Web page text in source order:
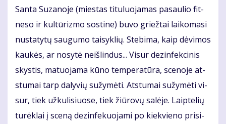
San­ta Su­za­no­je (mies­tas ti­tu­luo­ja­mas pa­sau­lio fit­
ne­so ir kul­tū­riz­mo sos­ti­ne) bu­vo griež­tai lai­ko­ma­si
nu­sta­ty­tų sau­gu­mo tai­syk­lių. Ste­bi­ma, kaip dė­vi­mos
kau­kės, ar no­sy­tė ne­iš­lin­dus... Vi­sur dez­in­fek­ci­nis
skys­tis, ma­tuo­ja­ma kū­no tem­pe­ra­tū­ra, sce­no­je at­
stu­mai tarp da­ly­vių su­žy­mė­ti. At­stu­mai su­žy­mė­ti vi­
sur, tiek už­ku­li­siuo­se, tiek žiū­ro­vų sa­lė­je. Laip­te­lių
tu­rėk­lai į sce­ną dez­in­fe­kuo­ja­mi po kiek­vie­no pri­si­